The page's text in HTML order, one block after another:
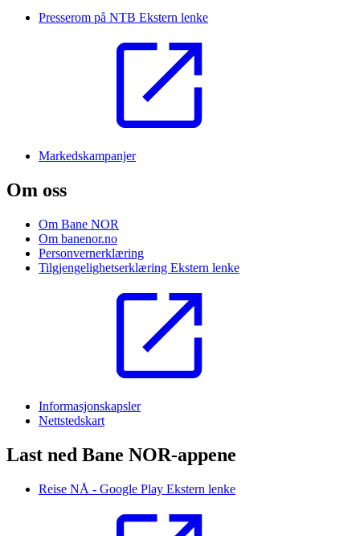
Presserom på NTB Ekstern lenke
Markedskampanjer
Om oss
Om Bane NOR
Om banenor.no
Personvernerklæring
Tilgjengelighetserklæring Ekstern lenke
Informasjonskapsler
Nettstedskart
Last ned Bane NOR-appene
Reise NÅ - Google Play Ekstern lenke